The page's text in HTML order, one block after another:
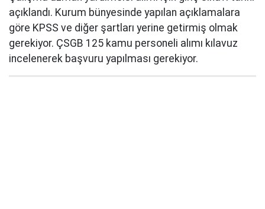
açıklandı. Kurum bünyesinde yapılan açıklamalara
göre KPSS ve diğer şartları yerine getirmiş olmak
gerekiyor. ÇSGB 125 kamu personeli alımı kılavuz
incelenerek başvuru yapılması gerekiyor.